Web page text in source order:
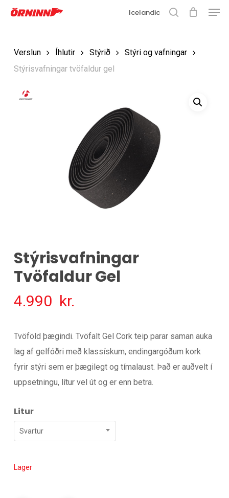
Fara
Icelandic
Verslun Íhlutir Stýrið
Stýri og vafningar
Stýrisvafningar tvöfaldur gel
Stýrisvafningar
Tvöfaldur Gel
4.990 kr.
Tvöföld þægindi. Tvöfalt Gel Cork teip parar saman auka
lag af gelfóðri með klassískum, endingargóðum kork
fyrir stýri sem er þægilegt og tímalaust. Það er auðvelt í
uppsetningu, lítur vel út og er enn betra.
Litur
Svartur
Lager